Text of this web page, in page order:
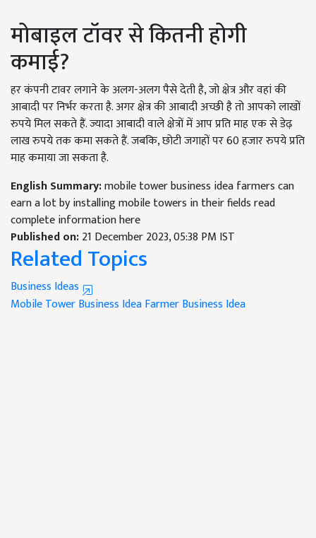
मोबाइल टॉवर से कितनी होगी
कमाई?
हर कंपनी टावर लगाने के अलग-अलग पैसे देती है, जो क्षेत्र और वहां की
आबादी पर निर्भर करता है. अगर क्षेत्र की आबादी अच्छी है तो आपको लाखों
रुपये मिल सकते हैं. ज्यादा आबादी वाले क्षेत्रों में आप प्रति माह एक से डेढ़
लाख रुपये तक कमा सकते हैं. जबकि, छोटी जगाहों पर 60 हजार रुपये प्रति
माह कमाया जा सकता है.
English Summary:mobile tower business idea farmers can
earn a lot by installing mobile towers in their fields read
complete information here
Published on:21 December 2023, 05:38 PM IST
Related Topics
Business Ideas
Mobile TowerBusiness IdeaFarmer Business Idea